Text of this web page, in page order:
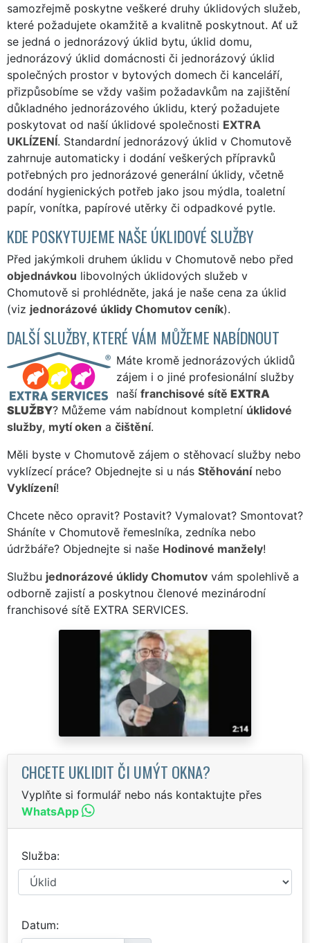
samozřejmě poskytne veškeré druhy úklidových služeb,
které požadujete okamžitě a kvalitně poskytnout. Ať už
se jedná o jednorázový úklid bytu, úklid domu,
jednorázový úklid domácnosti či jednorázový úklid
společných prostor v bytových domech či kanceláří,
přizpůsobíme se vždy vašim požadavkům na zajištění
důkladného jednorázového úklidu, který požadujete
poskytovat od naší úklidové společnosti EXTRA
UKLÍZENÍ. Standardní jednorázový úklid v Chomutově
zahrnuje automaticky i dodání veškerých přípravků
potřebných pro jednorázové generální úklidy, včetně
dodání hygienických potřeb jako jsou mýdla, toaletní
papír, vonítka, papírové utěrky či odpadkové pytle.
KDE POSKYTUJEME NAŠE ÚKLIDOVÉ SLUŽBY
Před jakýmkoli druhem úklidu v Chomutově nebo před
objednávkou libovolných úklidových služeb v
Chomutově si prohlédněte, jaká je naše cena za úklid
(viz jednorázové úklidy Chomutov ceník).
DALŠÍ SLUŽBY, KTERÉ VÁM MŮŽEME NABÍDNOUT
Máte kromě jednorázových úklidů
zájem i o jiné profesionální služby
naší franchisové sítě EXTRA
SLUŽBY? Můžeme vám nabídnout kompletní úklidové
služby, mytí oken a čištění.
Měli byste v Chomutově zájem o stěhovací služby nebo
vyklízecí práce? Objednejte si u nás Stěhovánínebo
Vyklízení!
Chcete něco opravit? Postavit? Vymalovat? Smontovat?
Sháníte v Chomutově řemeslníka, zedníka nebo
údržbáře? Objednejte si naše Hodinové manžely!
Službu jednorázové úklidy Chomutov vám spolehlivě a
odborně zajistí a poskytnou členové mezinárodní
franchisové sítě EXTRA SERVICES.
CHCETE UKLIDIT ČI UMÝT OKNA?
Vyplňte si formulář nebo nás kontaktujte přes
WhatsApp
Služba
Datum